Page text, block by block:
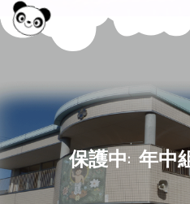
保護中: 年